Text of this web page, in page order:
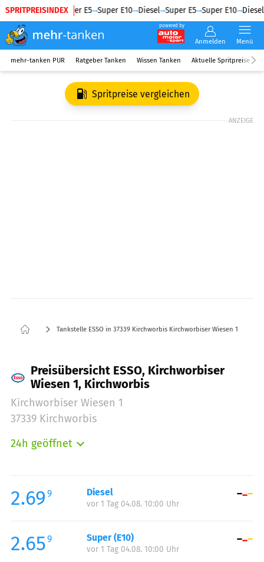
SPRITPREISINDEX
Diesel Super E5 Super E10 Diesel Super E5 Super E10 Diesel
powered by
Anmelden Menü
mehr-tanken PUR Ratgeber Tanken Wissen Tanken Aktuelle Spritpreise
Spritpreise vergleichen
ANZEIGE
Tankstelle ESSO in 37339 Kirchworbis Kirchworbiser Wiesen 1
Preisübersicht ESSO, Kirchworbiser
Wiesen 1, Kirchworbis
Kirchworbiser Wiesen 1
37339 Kirchworbis
24h geöffnet
Mittwoch:
00:00-24:00
Donnerstag:
Samstag:
00:00-24:00
Sonntag:
2.69 9 Diesel
vor 1 Tag 04.08. 10:00 Uhr
2.659 Super (E10)
vor 1 Tag 04.08. 10:00 Uhr